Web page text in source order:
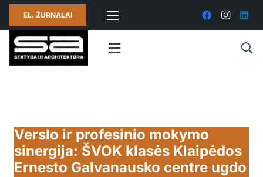
EL. ŽURNALAI
Verslo ir profesinio mokymo
sinergija: ŠVOK klasės Klaipėdos
Ernesto Galvanausko centre ugdo